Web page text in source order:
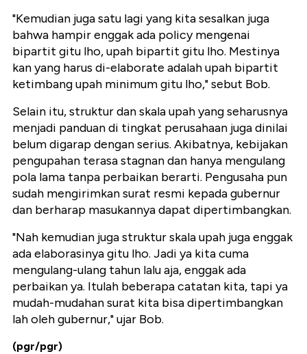
"Kemudian juga satu lagi yang kita sesalkan juga
bahwa hampir enggak ada policy mengenai
bipartit gitu lho, upah bipartit gitu lho. Mestinya
kan yang harus di-elaborate adalah upah bipartit
ketimbang upah minimum gitu lho," sebut Bob.
Selain itu, struktur dan skala upah yang seharusnya
menjadi panduan di tingkat perusahaan juga dinilai
belum digarap dengan serius. Akibatnya, kebijakan
pengupahan terasa stagnan dan hanya mengulang
pola lama tanpa perbaikan berarti. Pengusaha pun
sudah mengirimkan surat resmi kepada gubernur
dan berharap masukannya dapat dipertimbangkan.
"Nah kemudian juga struktur skala upah juga enggak
ada elaborasinya gitu lho. Jadi ya kita cuma
mengulang-ulang tahun lalu aja, enggak ada
perbaikan ya. Itulah beberapa catatan kita, tapi ya
mudah-mudahan surat kita bisa dipertimbangkan
lah oleh gubernur," ujar Bob.
(pgr/pgr)